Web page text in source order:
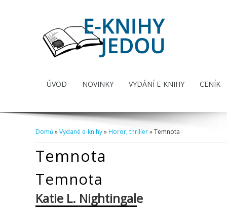
ÚVOD NOVINKY VYDÁNÍ E-KNIHY CENÍK
Domů»Vydané e-knihy»Horor, thriller» Temnota
Temnota
Temnota
Katie L. Nightingale